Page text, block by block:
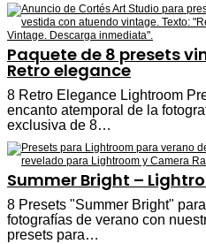
Paquete de 8 presets
Retro elegance
8 Retro Elegance Lightroom
encanto atemporal de la
exclusiva de 8…
Summer Bright –
8 Presets "Summer Bright"
fotografías de verano con
presets para…